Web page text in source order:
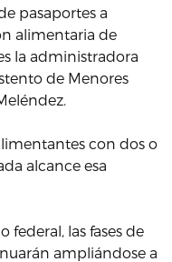
pasaportes a
alimentaria de
la administradora
de Menores
con dos o
alcance esa
federal, las fases de
ampliándose a